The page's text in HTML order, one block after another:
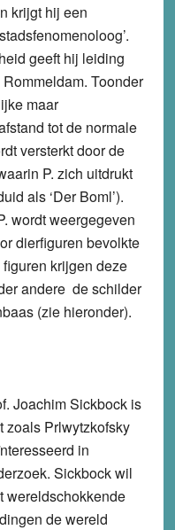
krijgt hij een
geeft hij leiding
Toonder
maar
tot de normale
versterkt door de
P. zich uitdrukt
als ‘Der Boml’).
wordt weergegeven
dierfiguren bevolkte
krijgen deze
andere de schilder
(zie hieronder).
Joachim Sickbock is
zoals Prlwytzkofsky
in
Sickbock wil
wereldschokkende
de wereld